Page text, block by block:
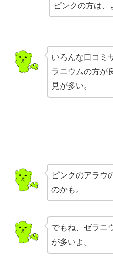
ピンクの方は、
いろんな口コミ
ラニウムの方が
見が多い。
ピンクのアラウ
のかも。
でもね、ゼラニ
が多いよ。